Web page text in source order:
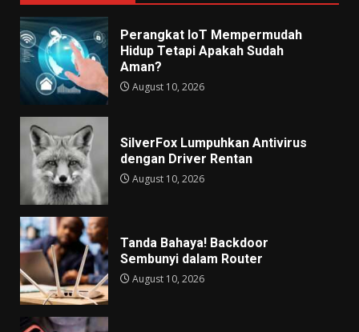
Perangkat IoT Mempermudah
Hidup Tetapi Apakah Sudah
Aman?
August 10, 2026
SilverFox Lumpuhkan Antivirus
dengan Driver Rentan
August 10, 2026
Tanda Bahaya! Backdoor
Sembunyi dalam Router
August 10, 2026